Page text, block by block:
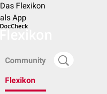
Das Flexikon
als App
Community
Flexikon